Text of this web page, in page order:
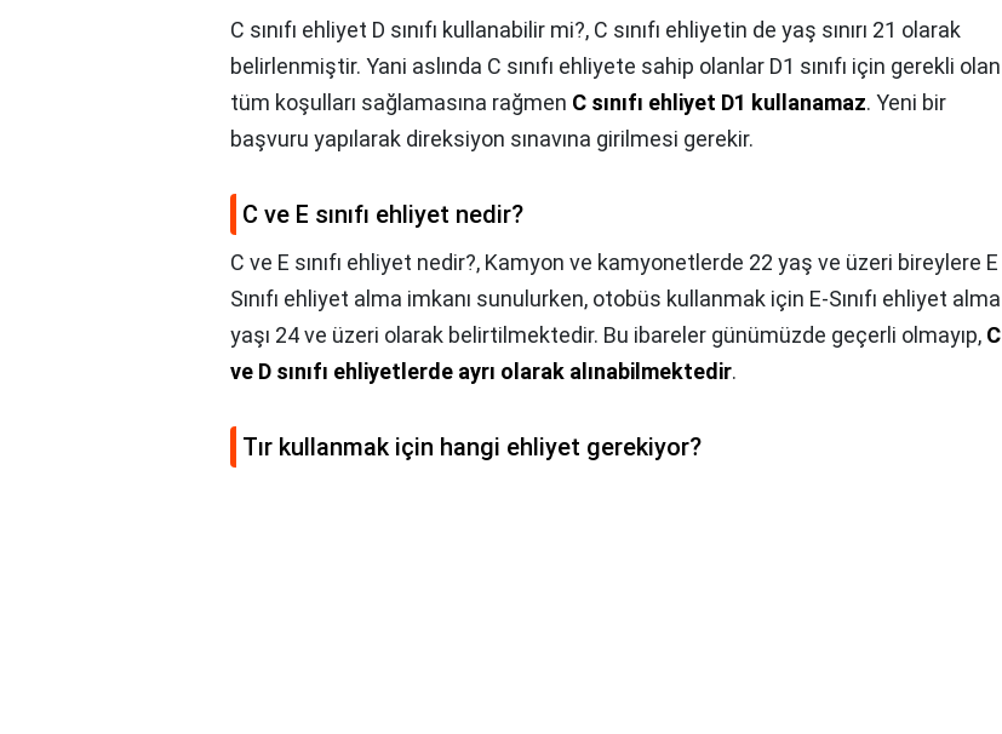
C sınıfı ehliyet D sınıfı kullanabilir mi?, C sınıfı ehliyetin de yaş sınırı 21 olarak
belirlenmiştir. Yani aslında C sınıfı ehliyete sahip olanlar D1 sınıfı için gerekli olan
tüm koşulları sağlamasına rağmen C sınıfı ehliyet D1 kullanamaz. Yeni bir
başvuru yapılarak direksiyon sınavına girilmesi gerekir.
C ve E sınıfı ehliyet nedir?
C ve E sınıfı ehliyet nedir?, Kamyon ve kamyonetlerde 22 yaş ve üzeri bireylere E
Sınıfı ehliyet alma imkanı sunulurken, otobüs kullanmak için E-Sınıfı ehliyet alma
yaşı 24 ve üzeri olarak belirtilmektedir. Bu ibareler günümüzde geçerli olmayıp, C
ve D sınıfı ehliyetlerde ayrı olarak alınabilmektedir.
Tır kullanmak için hangi ehliyet gerekiyor?